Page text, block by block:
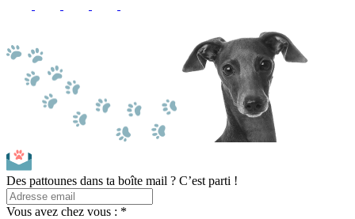
Des pattounes dans ta boîte mail ? C’est parti !
Vous avez chez vous : *